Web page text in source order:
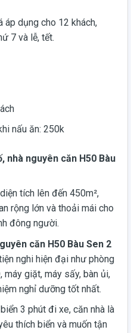
áp dụng cho 12 khách,
7 và lễ, tết.
nấu ăn: 250k
nhà nguyên căn H50 Bàu
tích lên đến 450m²,
rộng lớn và thoải mái cho
đông người.
căn H50 Bàu Sen 2
nghi hiện đại như phòng
máy giặt, máy sấy, bàn ủi,
nghỉ dưỡng tốt nhất.
3 phút đi xe, căn nhà là
thích biển và muốn tận